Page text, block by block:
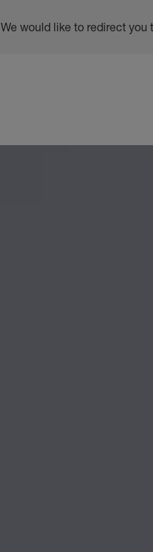
We would like to redirect you